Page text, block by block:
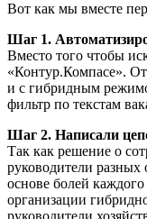
Вот как мы вместе
Шаг 1.
Вместо того чтобы
«Контур.Компасе».
и с гибридным
фильтр по текстам
Шаг 2. Написали
Так как решение о
руководители
основе болей
организации